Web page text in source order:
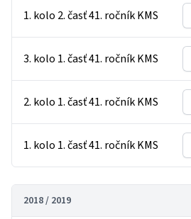
1. kolo 2. časť 41. ročník KMS
3. kolo 1. časť 41. ročník KMS
2. kolo 1. časť 41. ročník KMS
1. kolo 1. časť 41. ročník KMS
2018 / 2019